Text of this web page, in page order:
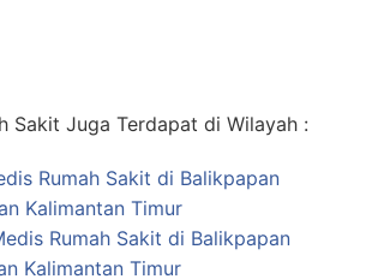
Sakit Juga Terdapat di Wilayah :
Rumah Sakit di Balikpapan
Kalimantan Timur
Rumah Sakit di Balikpapan
Kalimantan Timur